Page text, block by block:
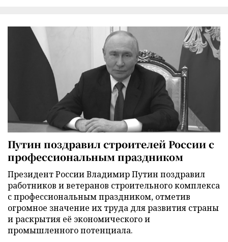
Путин поздравил строителей России с
профессиональным праздником
Президент России Владимир Путин поздравил
работников и ветеранов строительного комплекса
с профессиональным праздником, отметив
огромное значение их труда для развития страны
и раскрытия её экономического и
промышленного потенциала.